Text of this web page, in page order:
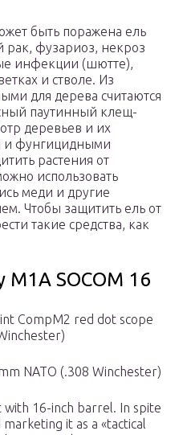
быть поражена ель
рак, фузариоз, некроз
инфекции (шютте),
и стволе. Из
для дерева считаются
паутинный клещ-
деревьев и их
и фунгицидными
растения от
использовать
меди и другие
Чтобы защитить ель от
такие средства, как
SOCOM 16
CompM2 red dot scope
NATO (.308 Winchester)
with 16-inch barrel. In spite
it as a «tactical